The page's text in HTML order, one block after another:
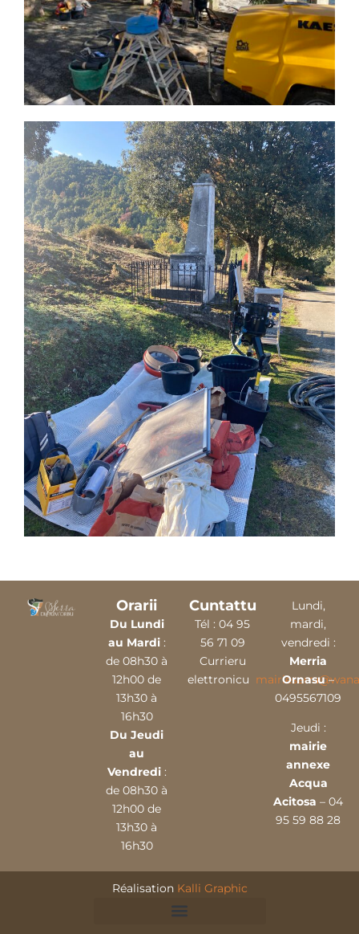
Orarii
Du Lundi
au Mardi:
de 08h30 à
12h00 de
13h30 à
16h30
Du Jeudi
au
Vendredi:
de 08h30 à
12h00 de
13h30 à
16h30
Cuntattu
Tél : 04 95
56 71 09
Currieru
elettronicu
Lundi,
mardi,
vendredi :
Merria
Ornasu–
0495567109
Jeudi :
mairie
annexe
Acqua
Acitosa – 04
95 59 88 28
Réalisation Kalli Graphic